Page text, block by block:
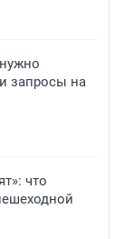
запросы на
что